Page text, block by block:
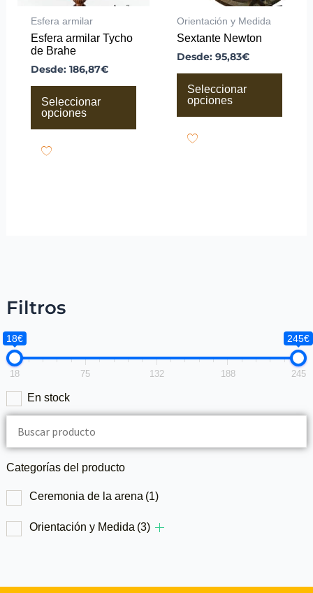
Filtros
18€ 245€
18 75 132 188 245
En stock
Categorías del producto
Ceremonia de la arena (1)
Orientación y Medida (3)
Esfera armilar
Esfera armilar Tycho
de Brahe
Desde: 186,87€
Seleccionar
opciones
la
de
producto
Orientación y Medida
Sextante Newton
Desde:95,83€
Seleccionar
opciones
la
de
producto